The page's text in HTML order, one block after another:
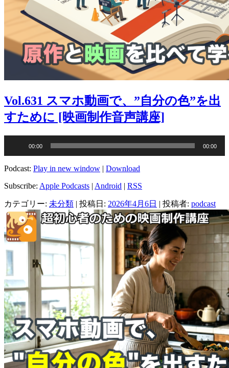
Vol.631 スマホ動画で、”自分の色”を出
すために [映画制作音声講座]
レ
ー
ー
00:00 00:00
Podcast: Play in new window | Download
Subscribe: Apple Podcasts | Android | RSS
カテゴリー: 未分類 | 投稿日: 2026年4月6日 | 投稿者: podcast